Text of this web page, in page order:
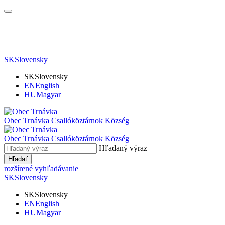
SKSlovensky
SKSlovensky
ENEnglish
HUMagyar
Obec Trnávka Csallóköztárnok Község
Obec Trnávka Csallóköztárnok Község
Hľadaný výraz
Hľadať
rozšírené vyhľadávanie
SKSlovensky
SKSlovensky
ENEnglish
HUMagyar